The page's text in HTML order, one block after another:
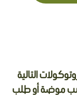
التالية
موضة أو طلب